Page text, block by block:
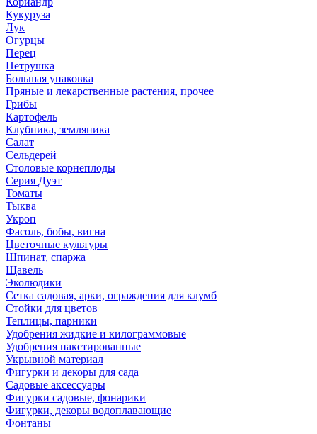
Кукуруза
Лук
Огурцы
Перец
Петрушка
Большая упаковка
Пряные и лекарственные растения, прочее
Грибы
Картофель
Клубника, земляника
Салат
Сельдерей
Столовые корнеплоды
Серия Дуэт
Томаты
Тыква
Укроп
Фасоль, бобы, вигна
Цветочные культуры
Шпинат, спаржа
Щавель
Эколюдики
Сетка садовая, арки, ограждения для клумб
Стойки для цветов
Теплицы, парники
Удобрения жидкие и килограммовые
Удобрения пакетированные
Укрывной материал
Фигурки и декоры для сада
Садовые аксессуары
Фигурки садовые, фонарики
Фигурки, декоры водоплавающие
Фонтаны